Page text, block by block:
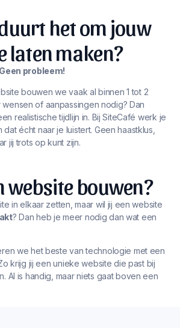
het om jouw
laten maken?
probleem!
bouwen we vaak al binnen 1 tot 2
of aanpassingen nodig? Dan
realistische tijdlijn in. Bij SiteCafé werk je
écht naar je luistert. Geen haastklus,
jij trots op kunt zijn.
website bouwen?
in elkaar zetten, maar wil jij een website
? Dan heb je meer nodig dan wat een
we het beste van technologie met een
krijg jij een unieke website die past bij
AI is handig, maar niets gaat boven een